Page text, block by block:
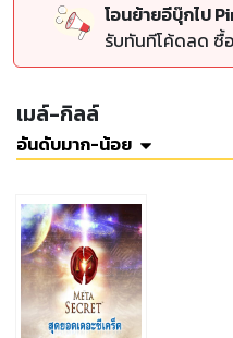
โอนย้ายอีบุ๊กไป
รับทันทีโค้ดลด ซื้
เมล์-กิลล์
อันดับมาก-น้อย